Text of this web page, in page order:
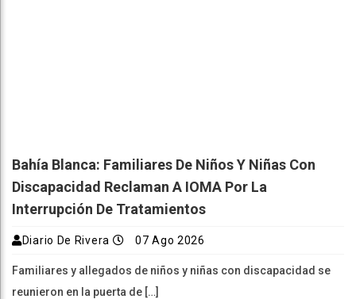
Bahía Blanca: Familiares De Niños Y Niñas Con
Discapacidad Reclaman A IOMA Por La
Interrupción De Tratamientos
Diario De Rivera 07 Ago 2026
Familiares y allegados de niños y niñas con discapacidad se
reunieron en la puerta de […]